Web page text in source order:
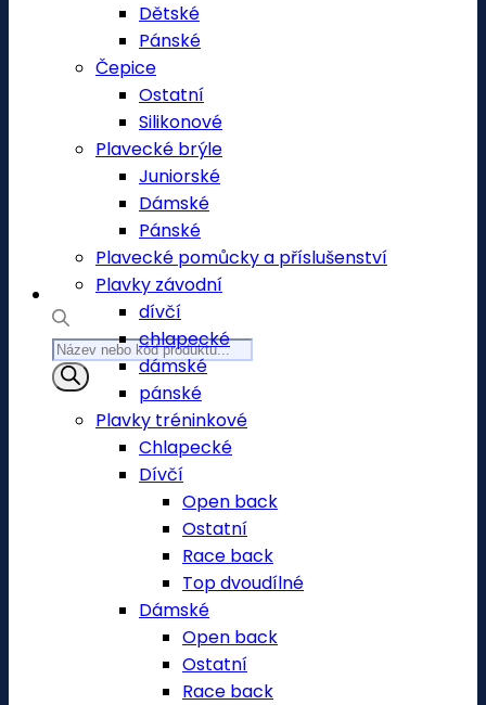
Products
search
Dětské
Pánské
Čepice
Ostatní
Silikonové
Plavecké brýle
Juniorské
Dámské
Pánské
Plavecké pomůcky a příslušenství
Plavky závodní
dívčí
chlapecké
dámské
pánské
Plavky tréninkové
Chlapecké
Dívčí
Open back
Ostatní
Race back
Top dvoudílné
Dámské
Open back
Ostatní
Race back